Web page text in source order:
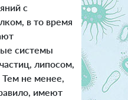
с
в то время
системы
липосом,
не менее,
имеют